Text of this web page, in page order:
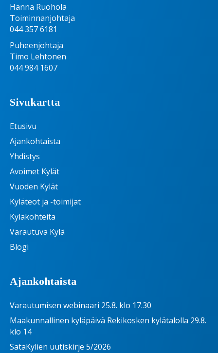
Hanna Ruohola
Toiminnanjohtaja
044 357 6181
Puheenjohtaja
Timo Lehtonen
044 984 1607
Sivukartta
Etusivu
Ajankohtaista
Yhdistys
Avoimet Kylät
Vuoden Kylät
Kyläteot ja -toimijat
Kyläkohteita
Varautuva Kylä
Blogi
Ajankohtaista
Varautumisen webinaari 25.8. klo 17.30
Maakunnallinen kyläpäivä Rekikosken kylätalolla 29.8.
klo 14
SataKylien uutiskirje 5/2026